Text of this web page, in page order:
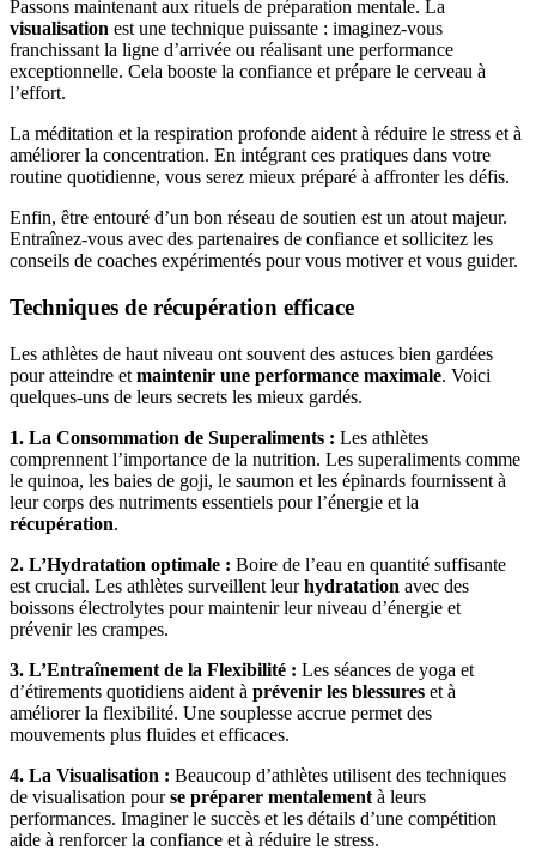
Passons maintenant aux rituels de préparation mentale. La
visualisation est une technique puissante : imaginez-vous
franchissant la ligne d’arrivée ou réalisant une performance
exceptionnelle. Cela booste la confiance et prépare le cerveau à
l’effort.
La méditation et la respiration profonde aident à réduire le stress et à
améliorer la concentration. En intégrant ces pratiques dans votre
routine quotidienne, vous serez mieux préparé à affronter les défis.
Enfin, être entouré d’un bon réseau de soutien est un atout majeur.
Entraînez-vous avec des partenaires de confiance et sollicitez les
conseils de coaches expérimentés pour vous motiver et vous guider.
Techniques de récupération efficace
Les athlètes de haut niveau ont souvent des astuces bien gardées
pour atteindre et maintenir une performance maximale. Voici
quelques-uns de leurs secrets les mieux gardés.
1. La Consommation de Superaliments : Les athlètes
comprennent l’importance de la nutrition. Les superaliments comme
le quinoa, les baies de goji, le saumon et les épinards fournissent à
leur corps des nutriments essentiels pour l’énergie et la
récupération.
2. L’Hydratation optimale : Boire de l’eau en quantité suffisante
est crucial. Les athlètes surveillent leurhydratation avec des
boissons électrolytes pour maintenir leur niveau d’énergie et
prévenir les crampes.
3. L’Entraînement de la Flexibilité : Les séances de yoga et
d’étirements quotidiens aident à prévenir les blessures et à
améliorer la flexibilité. Une souplesse accrue permet des
mouvements plus fluides et efficaces.
4. La Visualisation : Beaucoup d’athlètes utilisent des techniques
de visualisation pourse préparer mentalement à leurs
performances. Imaginer le succès et les détails d’une compétition
aide à renforcer la confiance et à réduire le stress.